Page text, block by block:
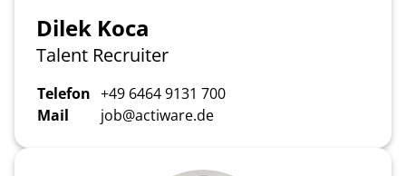
Dilek Koca
Talent Recruiter
Telefon +49 6464 9131 700
Mail
job@actiware.de